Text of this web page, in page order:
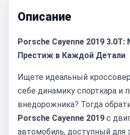
Описание
Porsche Cayenne 2019
Престиж в Каждой Детали
Ищете идеальный
себе динамику спорткара и
внедорожника? Тогда
Porsche Cayenne 2019 с
автомобиль, доступный для